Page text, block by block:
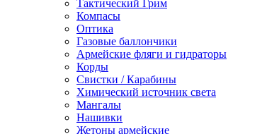
Тактический Грим
Компасы
Оптика
Газовые баллончики
Армейские фляги и гидраторы
Корды
Свистки / Карабины
Химический источник света
Мангалы
Нашивки
Жетоны армейские